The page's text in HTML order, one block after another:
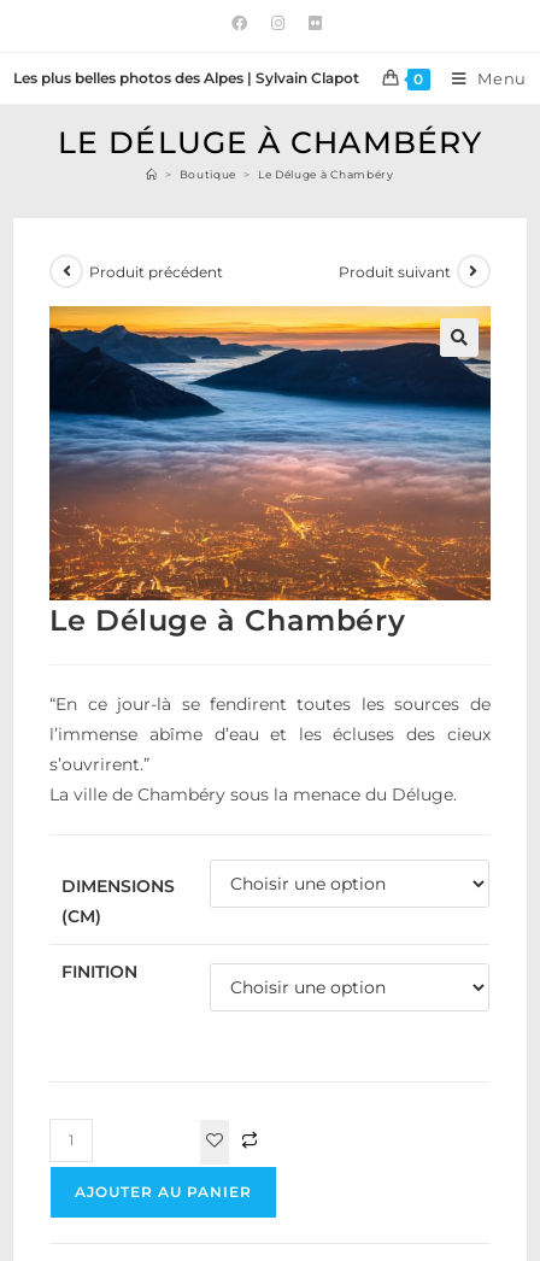
Les plus belles photos des Alpes | Sylvain Clapot 0 Menu
LE DÉLUGE À CHAMBÉRY
> Boutique > Le Déluge à Chambéry
Produit précédent Produit suivant
🔍
Le Déluge à Chambéry
“En ce jour-là se fendirent toutes les sources de
l’immense abîme d’eau et les écluses des cieux
s’ouvrirent.”
La ville de Chambéry sous la menace du Déluge.
DIMENSIONS
(CM)
FINITION
AJOUTER AU PANIER